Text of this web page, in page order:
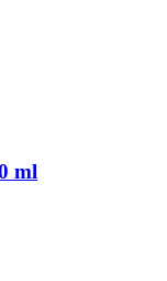
ml